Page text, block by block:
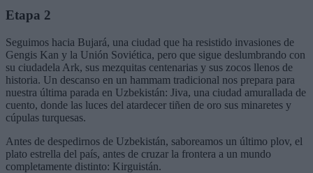
Etapa 2
Seguimos hacia Bujará, una ciudad que ha resistido invasiones de
Gengis Kan y la Unión Soviética, pero que sigue deslumbrando con
su ciudadela Ark, sus mezquitas centenarias y sus zocos llenos de
historia. Un descanso en un hammam tradicional nos prepara para
nuestra última parada en Uzbekistán: Jiva, una ciudad amurallada de
cuento, donde las luces del atardecer tiñen de oro sus minaretes y
cúpulas turquesas.
Antes de despedirnos de Uzbekistán, saboreamos un último plov, el
plato estrella del país, antes de cruzar la frontera a un mundo
completamente distinto: Kirguistán.